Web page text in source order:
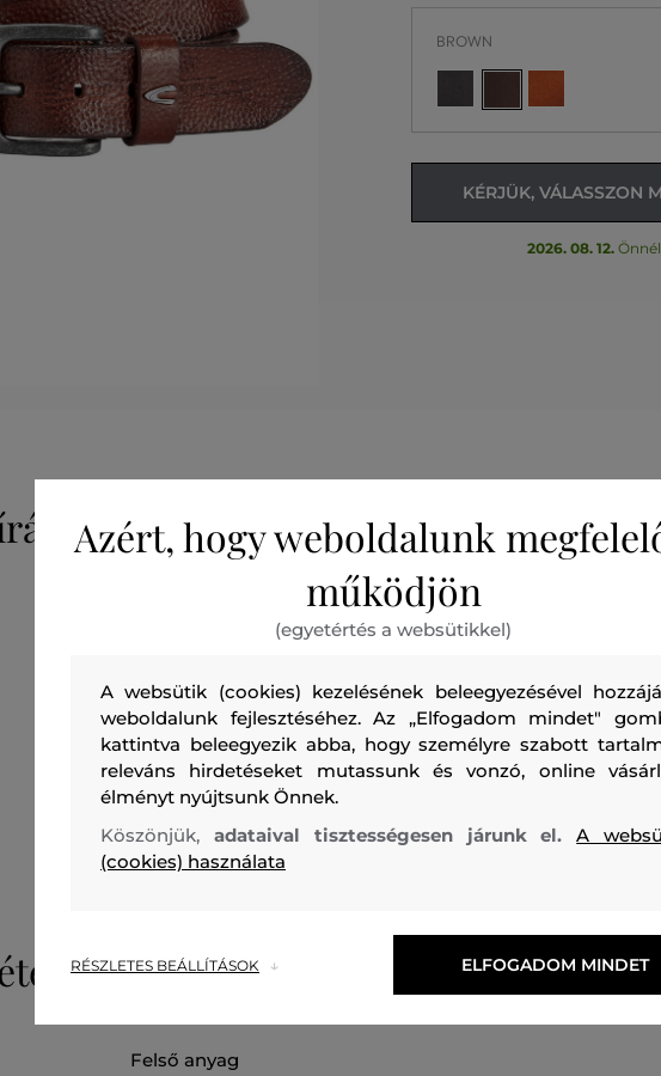
BROWN
KÉRJÜK, VÁLASSZON
2026. 08. 12. Önnél
Férfi öv fém csattal, koptatott ezüst színben. Klasszikus
lekerekített végen márkajelzéssel, a hurkon díszes fém
strukturált felületű marhabőrt kivételes szilárdság és
Praktikus és időtálló férfi kiegészítő, amely farmer
sportzakóval kombinálva mindig tökéletesen mutat majd.
Öv szélessége: 4 cm
felső anyag
Azért, hogy weboldalunk
működjön
(egyetértés a websütikkel)
A websütik (cookies) kezelésének beleegyezésével
weboldalunk fejlesztéséhez. Az „Elfogadom mindet"
kattintva beleegyezik abba, hogy személyre szabott
releváns hirdetéseket mutassunk és vonzó, online
élményt nyújtsunk Önnek.
Köszönjük, adataival tisztességesen járunk el.A
(cookies) használata
RÉSZLETES BEÁLLÍTÁSOK ELFOGADOM MINDET